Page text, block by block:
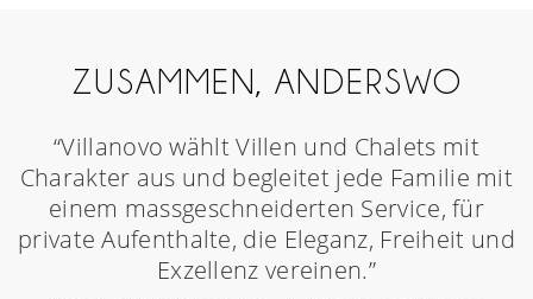
ZUSAMMEN, ANDERSWO
“Villanovo wählt Villen und Chalets mit
Charakter aus und begleitet jede Familie mit
einem massgeschneiderten Service, für
private Aufenthalte, die Eleganz, Freiheit und
Exzellenz vereinen.”